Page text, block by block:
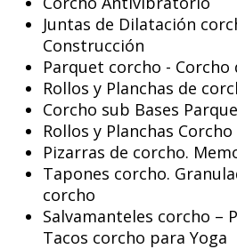
Juntas de Dilatación
Construcción
Parquet corcho -
Rollos y Planchas de
Corcho sub Bases
Rollos y Planchas Corcho
Pizarras de corcho.
Tapones corcho.
corcho
Salvamanteles corcho –
Tacos corcho para Yoga